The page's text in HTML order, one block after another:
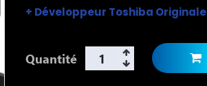
+ Développeur Toshiba
Quantité